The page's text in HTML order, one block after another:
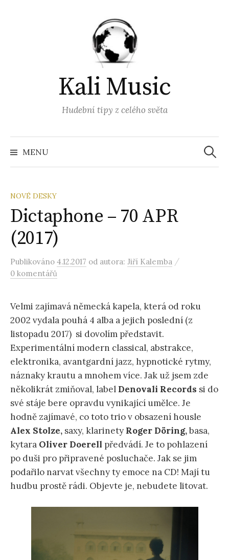
Kali Music
Hudební tipy z celého světa
MENU
NOVÉ DESKY
Dictaphone – 70 APR
(2017)
Publikováno 4.12.2017 od autora: Jiří Kalemba /
0 komentářů
Velmi zajímavá německá kapela, která od roku
2002 vydala pouhá 4 alba a jejich poslední (z
listopadu 2017) si dovolím představit.
Experimentální modern classical, abstrakce,
elektronika, avantgardní jazz, hypnotické rytmy,
náznaky krautu a mnohem více. Jak už jsem zde
několikrát zmiňoval, label Denovali Records si do
své stáje bere opravdu vynikající umělce. Je
hodně zajímavé, co toto trio v obsazení housle
Alex Stolze, saxy, klarinety Roger Döring,basa,
kytara Oliver Doerell předvádí. Je to pohlazení
po duši pro připravené posluchače. Jak se jim
podařilo narvat všechny ty emoce na CD! Mají tu
hudbu prostě rádi. Objevte je, nebudete litovat.